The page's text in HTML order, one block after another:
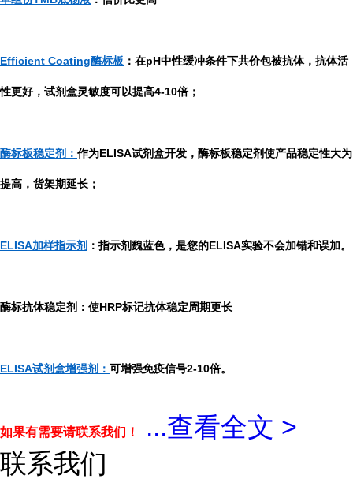
Efficient Coating酶标板 ：在pH中性缓冲条件下共价包被抗体，抗体活
性更好，试剂盒灵敏度可以提高4-10倍；
酶标板稳定剂： 作为ELISA试剂盒开发，酶标板稳定剂使产品稳定性大为
提高，货架期延长；
ELISA加样指示剂 ：指示剂魏蓝色，是您的ELISA实验不会加错和误加。
酶标抗体稳定剂：使HRP标记抗体稳定周期更长
ELISA试剂盒增强剂： 可增强免疫信号2-10倍。
如果有需要请联系我们！ ...查看全文 >
联系我们